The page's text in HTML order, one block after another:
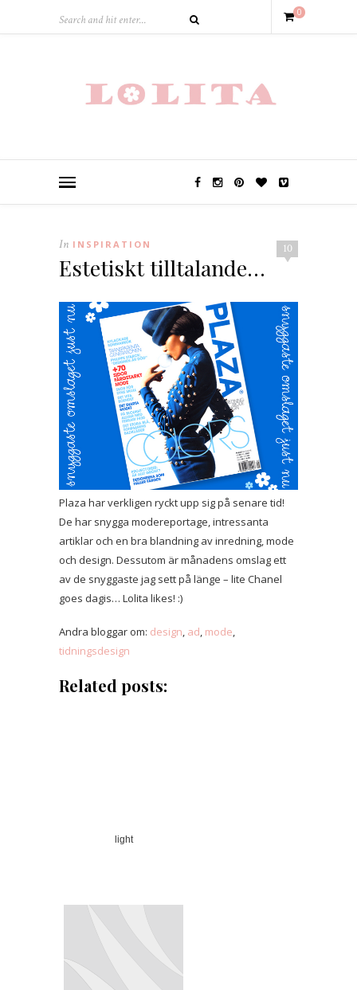
0
10
In INSPIRATION
Estetiskt tilltalande…
Plaza har verkligen ryckt upp sig på senare tid!
De har snygga modereportage, intressanta
artiklar och en bra blandning av inredning, mode
och design. Dessutom är månadens omslag ett
av de snyggaste jag sett på länge – lite Chanel
goes dagis… Lolita likes! :)
Andra bloggar om: design, ad, mode,
tidningsdesign
Related posts:
light